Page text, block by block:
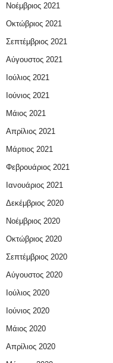
Νοέμβριος 2021
Οκτώβριος 2021
Σεπτέμβριος 2021
Αύγουστος 2021
Ιούλιος 2021
Ιούνιος 2021
Μάιος 2021
Απρίλιος 2021
Μάρτιος 2021
Φεβρουάριος 2021
Ιανουάριος 2021
Δεκέμβριος 2020
Νοέμβριος 2020
Οκτώβριος 2020
Σεπτέμβριος 2020
Αύγουστος 2020
Ιούλιος 2020
Ιούνιος 2020
Μάιος 2020
Απρίλιος 2020